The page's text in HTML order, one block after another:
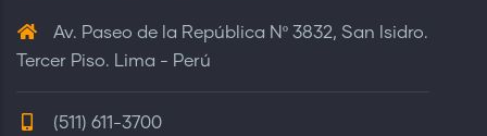
Av. Paseo de la República Nº 3832, San Isidro.
Tercer Piso. Lima - Perú
(511) 611-3700